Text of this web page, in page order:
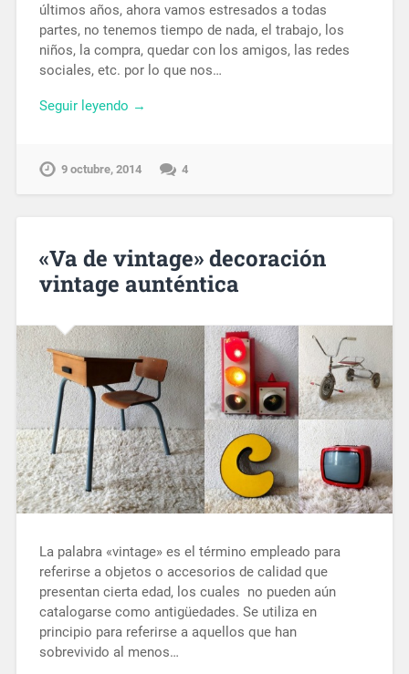
últimos años, ahora vamos estresados a todas
partes, no tenemos tiempo de nada, el trabajo, los
niños, la compra, quedar con los amigos, las redes
sociales, etc. por lo que nos…
Seguir leyendo →
9 octubre, 2014 4
«Va de vintage» decoración
vintage aunténtica
La palabra «vintage» es el término empleado para
referirse a objetos o accesorios de calidad que
presentan cierta edad, los cuales no pueden aún
catalogarse como antigüedades. Se utiliza en
principio para referirse a aquellos que han
sobrevivido al menos…